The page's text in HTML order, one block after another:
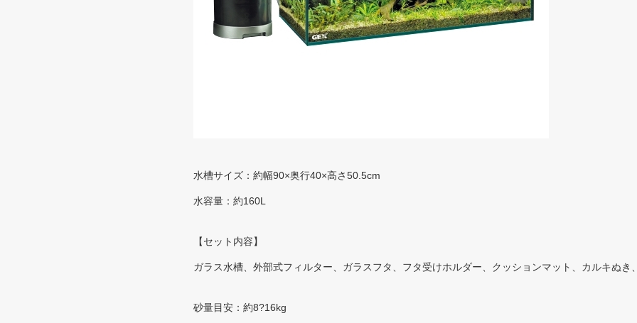
水槽サイズ：約幅90×奥行40×高さ50.5cm
水容量：約160L
【セット内容】
ガラス水槽、外部式フィルター、ガラスフタ、フタ受けホルダー、クッションマット、カルキぬき
砂量目安：約8?16kg